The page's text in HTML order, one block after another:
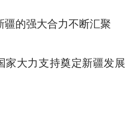
疆的强大合力不断汇聚
力支持奠定新疆发展